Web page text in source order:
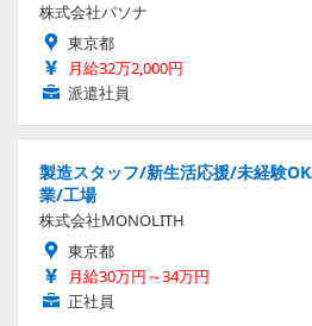
株式会社パソナ
東京都
月給32万2,000円
派遣社員
製造スタッフ/新生活応援/未経験
業/工場
株式会社MONOLITH
東京都
月給30万円～34万円
正社員